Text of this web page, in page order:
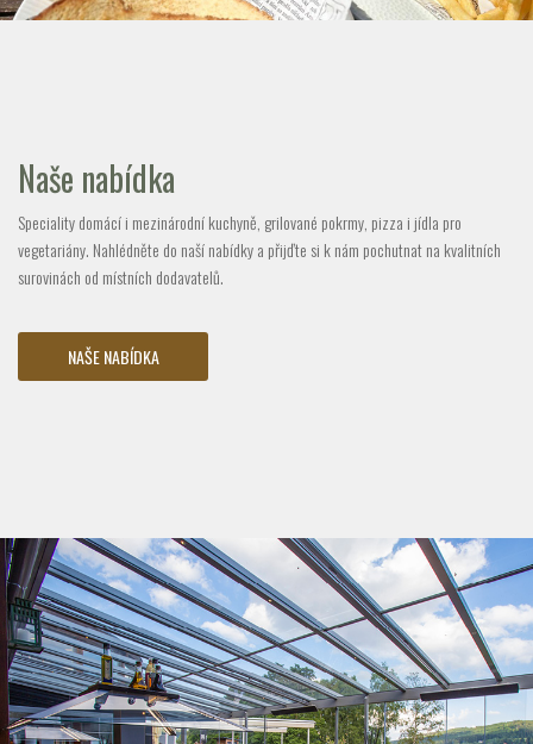
Naše nabídka
Speciality domácí i mezinárodní kuchyně, grilované pokrmy, pizza i jídla pro
vegetariány. Nahlédněte do naší nabídky a přijďte si k nám pochutnat na kvalitních
surovinách od místních dodavatelů.
NAŠE NABÍDKA